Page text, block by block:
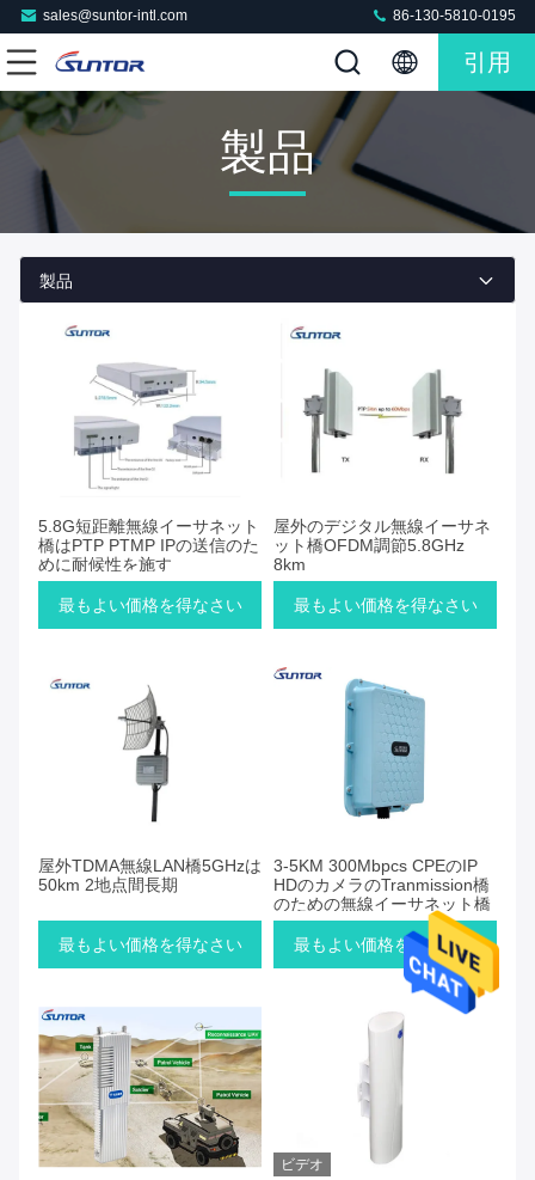
sales@suntor-intl.com 86-130-5810-0195
引用
製品
製品
5.8G短距離無線イーサネット
橋はPTP PTMP IPの送信のた
めに耐候性を施す
最もよい価格を得なさい
屋外のデジタル無線イーサネ
ット橋OFDM調節5.8GHz
8km
最もよい価格を得なさい
屋外TDMA無線LAN橋5GHzは
50km 2地点間長期
最もよい価格を得なさい
3-5KM 300Mbpcs CPEのIP
HDのカメラのTranmission橋
のための無線イーサネット橋
最もよい価格を得なさい
ビデオ